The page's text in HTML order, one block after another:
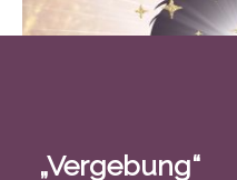
„Vergebung“